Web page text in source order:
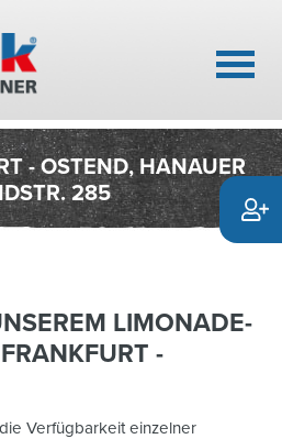
- OSTEND, HANAUER
285
LIMONADE-
-
Verfügbarkeit einzelner